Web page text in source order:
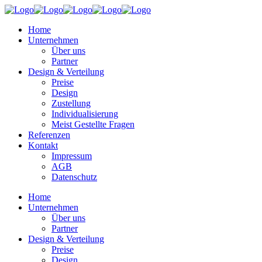
Home
Unternehmen
Über uns
Partner
Design & Verteilung
Preise
Design
Zustellung
Individualisierung
Meist Gestellte Fragen
Referenzen
Kontakt
Impressum
AGB
Datenschutz
Home
Unternehmen
Über uns
Partner
Design & Verteilung
Preise
Design